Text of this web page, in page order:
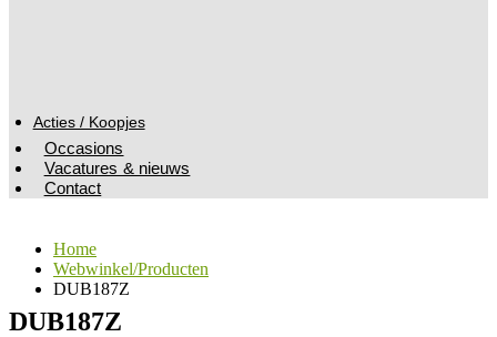
Acties / Koopjes
Occasions
Vacatures & nieuws
Contact
Home
Webwinkel/Producten
DUB187Z
DUB187Z